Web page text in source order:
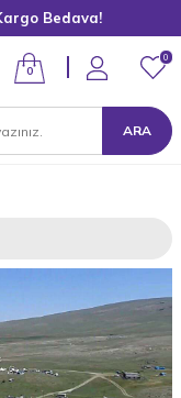
Bedava!
ARA
0
0